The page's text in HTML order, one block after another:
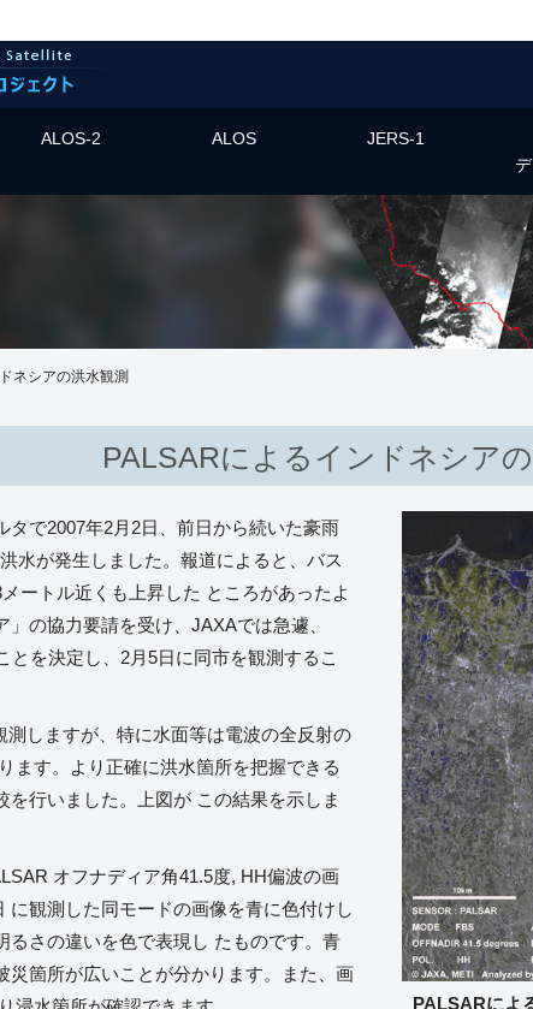
ALOS-2 ALOS
JERS-1
ネシアの洪水観測
PALSARによるインドネシア
タで2007年2月2日、前日から続いた豪雨
水が発生しました。報道によると、バス
ートル近くも上昇した ところがあったよ
の協力要請を受け、JAXAでは急遽、
とを決定し、2月5日に同市を観測するこ
測しますが、特に水面等は電波の全反射の
ます。より正確に洪水箇所を把握できる
を行いました。上図が この結果を示しま
オフナディア角41.5度, HH偏波の画
に観測した同モードの画像を青に色付けし
るさの違いを色で表現し たものです。青
災箇所が広いことが分かります。また、画
PALSARによ